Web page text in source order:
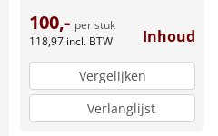
100,- per stuk
118,97 incl. BTW Inhoud
Vergelijken
Verlanglijst